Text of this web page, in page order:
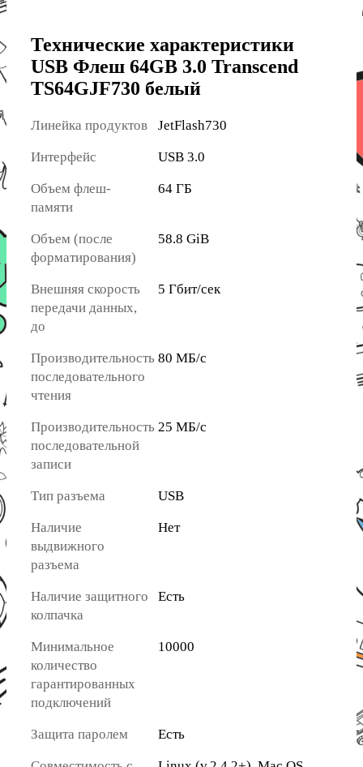
Технические характеристики
USB Флеш 64GB 3.0 Transcend
TS64GJF730 белый
Линейка продуктов JetFlash730
Интерфейс USB 3.0
Объем флеш-
памяти
64 ГБ
Объем (после
форматирования)
58.8 GiB
Внешняя скорость
передачи данных,
до
5 Гбит/сек
Производительность
последовательного
чтения
80 МБ/с
Производительность
последовательной
записи
25 МБ/с
Тип разъема USB
Наличие
выдвижного
разъема
Нет
Наличие защитного
колпачка
Есть
Минимальное
количество
гарантированных
подключений
10000
Защита паролем Есть